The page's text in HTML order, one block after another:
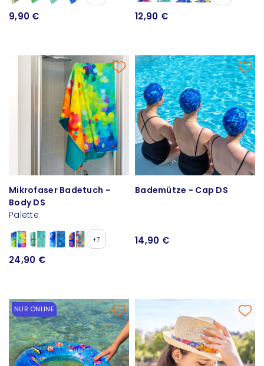
9,90 € 12,90 €
Mikrofaser Badetuch -
Body DS
Palette
+7
24,90 €
Bademütze - Cap DS
14,90 €
NUR ONLINE